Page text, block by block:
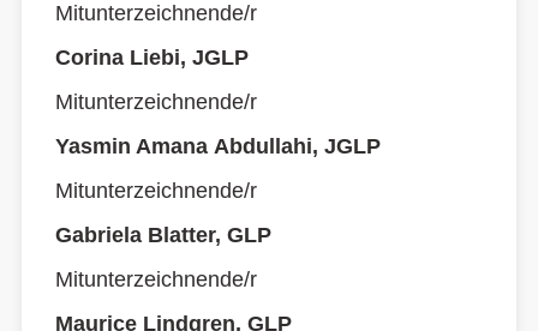
Mitunterzeichnende/r
Corina Liebi, JGLP
Mitunterzeichnende/r
Yasmin Amana Abdullahi, JGLP
Mitunterzeichnende/r
Gabriela Blatter, GLP
Mitunterzeichnende/r
Maurice Lindgren, GLP